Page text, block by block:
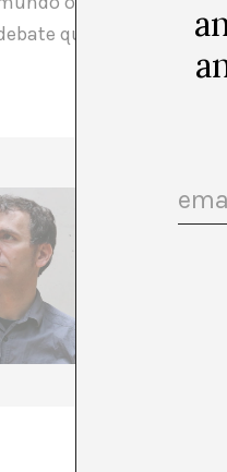
que Anna Odell
Director of
possible to
ask means